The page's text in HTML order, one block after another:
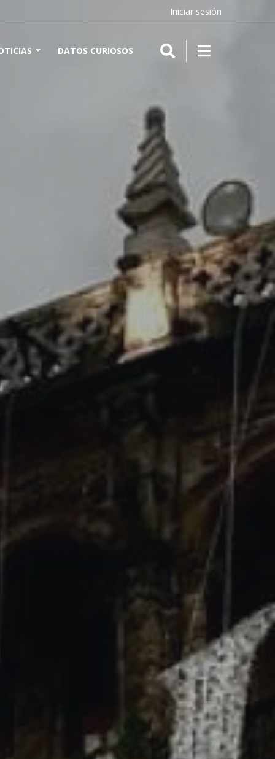
Iniciar sesión
DATOS CURIOSOS